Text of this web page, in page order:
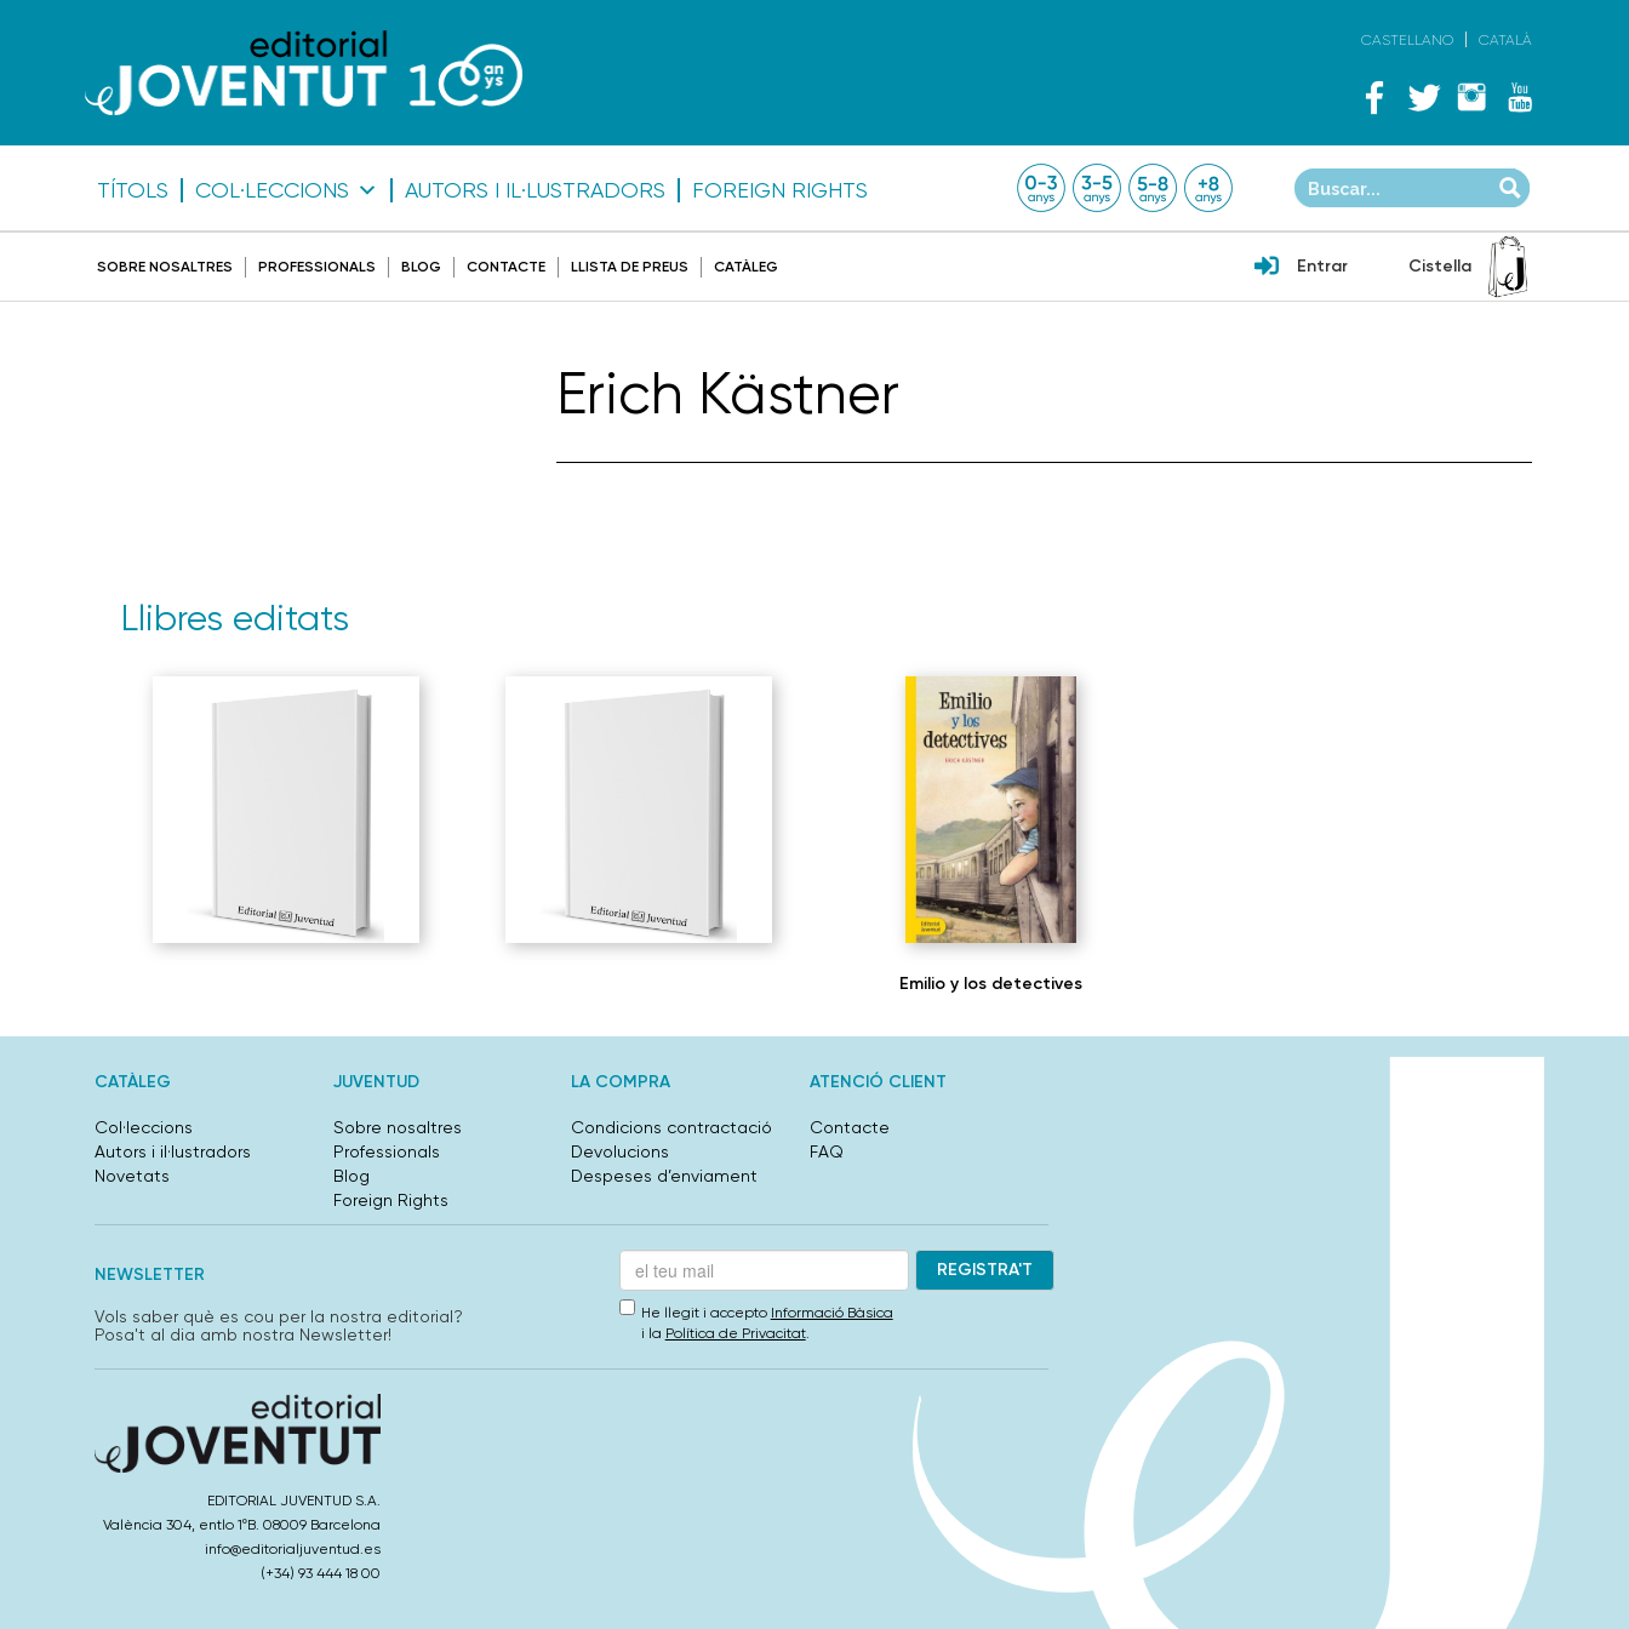
CASTELLANO CATALÀ
TÍTOLS COL·LECCIONS AUTORS I IL·LUSTRADORS FOREIGN RIGHTS
SOBRE NOSALTRES PROFESSIONALS BLOG CONTACTE LLISTA DE PREUS CATÀLEG Entrar Cistella
Erich Kästner
Llibres editats
Emilio y los detectives
CATÀLEG
Col·leccions
Autors i il·lustradors
Novetats
JUVENTUD
Sobre nosaltres
Professionals
Blog
Foreign Rights
LA COMPRA
Condicions contractació
Devolucions
Despeses d’enviament
ATENCIÓ CLIENT
Contacte
FAQ
NEWSLETTER
Vols saber què es cou per la nostra editorial?
Posa't al dia amb nostra Newsletter!
He llegit i accepto Informació Bàsica
i la Política de Privacitat.
EDITORIAL JUVENTUD S.A.
València 304, entlo 1ºB. 08009 Barcelona
info@editorialjuventud.es
(+34) 93 444 18 00